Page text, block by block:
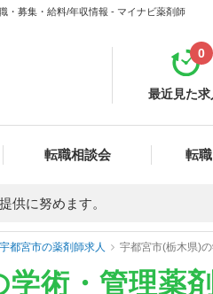
・募集・給料/年収情報 - マイナビ薬剤師
最近見た求
0
転職相談会 転
供に努めます。
宇都宮市の薬剤師求人 宇都宮市(栃木県)
術・管理薬